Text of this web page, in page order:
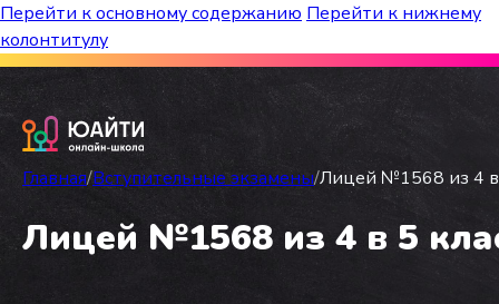
Перейти к основному содержанию Перейти к нижнему
колонтитулу
Бесплатный марафон к топ-школам!
Главная/Вступительные экзамены/Лицей №1568 из 4 в
Лицей №1568 из 4 в 5